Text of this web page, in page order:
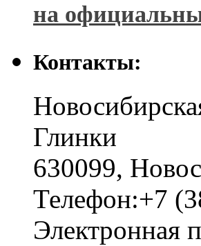
на
Контакты:
Глинки
630099,
Телефон:+7
Электронная